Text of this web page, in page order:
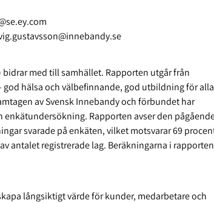
med till samhället. Rapporten utgår från
hälsa och välbefinnande, god utbildning för
av Svensk Innebandy och förbundet har
Rapporten avser den
svarade på enkäten, vilket motsvarar 69
antalet registrerade lag. Beräkningarna i
långsiktigt värde för kunder, medarbetare och